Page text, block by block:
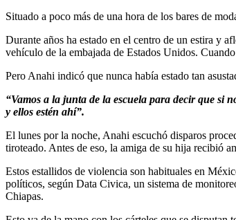
Situado a poco más de una hora de los bares de
Durante años ha estado en el centro de un estira y
vehículo de la embajada de Estados Unidos.
Pero Anahi indicó que nunca había estado tan
“Vamos a la junta de la escuela para decir que si
y ellos estén ahí”.
El lunes por la noche, Anahi escuchó disparos
tiroteado. Antes de eso, la amiga de su hija recibió
Estos estallidos de violencia son habituales en
políticos, según Data Civica, un sistema de
Chiapas.